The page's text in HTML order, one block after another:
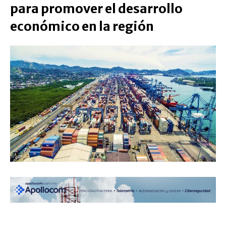
para promover el desarrollo
económico en la región